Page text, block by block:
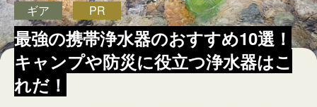
ギア PR
最強の携帯浄水器のおすすめ10選！
キャンプや防災に役立つ浄水器はこ
れだ！